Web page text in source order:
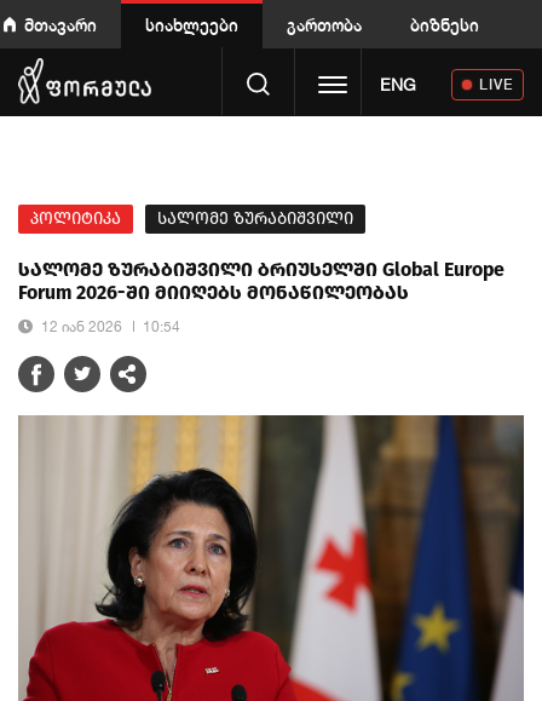
მთავარი სიახლეები გართობა ბიზნესი
Toggle navigation
ENG LIVE
პოლიტიკა სალომე ზურაბიშვილი
სალომე ზურაბიშვილი ბრიუსელში Global Europe
Forum 2026-ში მიიღებს მონაწილეობას
12 იან 2026 10:54